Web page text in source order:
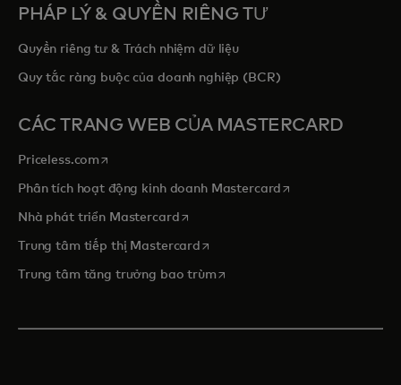
PHÁP LÝ & QUYỀN RIÊNG TƯ
Quyền riêng tư & Trách nhiệm dữ liệu
Quy tắc ràng buộc của doanh nghiệp (BCR)
CÁC TRANG WEB CỦA MASTERCARD
Priceless.com opens in a new tab
Phân tích hoạt động kinh doanh Mastercard opens in a new tab
Nhà phát triển Mastercardopens in a new tab
Trung tâm tiếp thị Mastercardopens in a new tab
Trung tâm tăng trưởng bao trùmopens in a new tab